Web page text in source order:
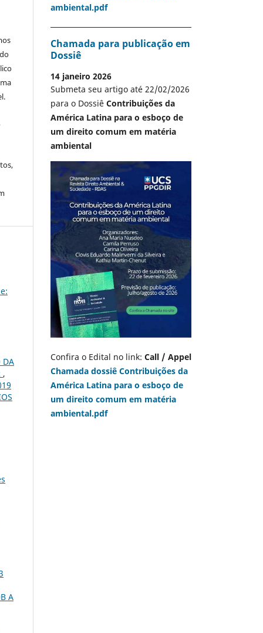
DA
,
A
ambiental.pdf
Chamada para publicação em
Dossiê
14 janeiro 2026
Submeta seu artigo até 22/02/2026
para o Dossiê Contribuições da
América Latina para o esboço de
um direito comum em matéria
ambiental
Confira o Edital no link: Call / Appel
Chamada dossiê Contribuições da
América Latina para o esboço de
um direito comum em matéria
ambiental.pdf